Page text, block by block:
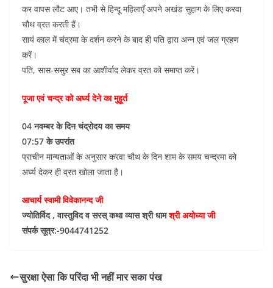
कर वापस लौट आए। तभी से हिन्दू महिलाएँ अपने अखंड सुहाग के लिए करवा
चौथ व्रत करती हैं।
सायं काल में चंद्रमा के दर्शन करने के बाद ही पति द्वारा अन्न एवं जल ग्रहण
करें।
पति, सास-ससुर सब का आशीर्वाद लेकर व्रत को समाप्त करें।
पूजा एवं चन्द्र को अर्घ्य देने का मुहूर्त
04 नवम्बर के दिन चंद्रोदय का समय
07:57 के उपरांत
प्राचीन मान्यताओं के अनुसार करवा चौथ के दिन शाम के समय चन्द्रमा को
अर्घ्य देकर ही व्रत खोला जाता है।
आचार्य स्वामी विवेकानन्द जी
ज्योतिर्विद , वास्तुविद व सरस् कथा व्यास श्री धामश्री अयोध्या जी
संपर्क सूत्र:-9044741252
सुरक्षा ऐसा कि परिंदा भी नहीं मार सका पंख